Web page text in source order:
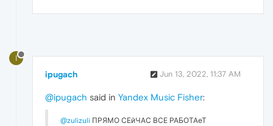
I
ipugach Jun 13, 2022, 11:37 AM
@ipugach said in Yandex Music Fisher:
@zulizuli ПРЯМО СЕйЧАС ВСЕ РАБОТАеТ